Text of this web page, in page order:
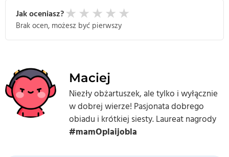
Jak oceniasz? ★ ★ ★ ★ ★
Brak ocen, możesz być pierwszy
Maciej
Niezły obżartuszek, ale tylko i wyłącznie
w dobrej wierze! Pasjonata dobrego
obiadu i krótkiej siesty. Laureat nagrody
#mamOplaijobla